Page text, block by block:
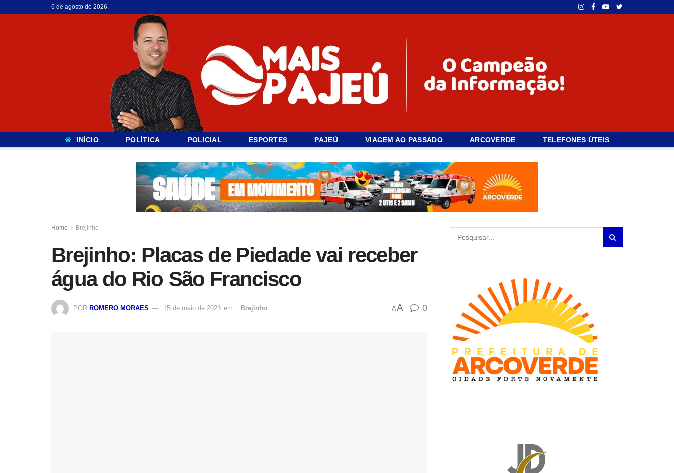
6 de agosto de 2026.
INÍCIO POLÍTICA POLICIAL ESPORTES PAJEÚ VIAGEM AO PASSADO ARCOVERDE TELEFONES ÚTEIS
Home Brejinho
Brejinho: Placas de Piedade vai receber
água do Rio São Francisco
POR ROMERO MORAES 15 de maio de 2023 emﾠ Brejinho AA 0